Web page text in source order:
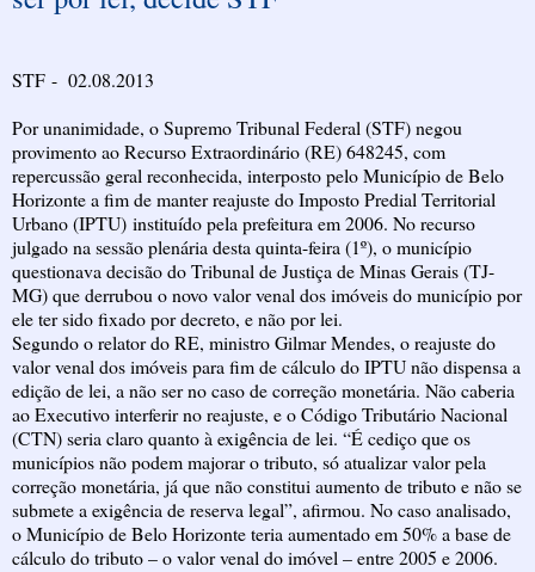
STF - 02.08.2013
Por unanimidade, o Supremo Tribunal Federal (STF) negou
provimento ao Recurso Extraordinário (RE) 648245, com
repercussão geral reconhecida, interposto pelo Município de Belo
Horizonte a fim de manter reajuste do Imposto Predial Territorial
Urbano (IPTU) instituído pela prefeitura em 2006. No recurso
julgado na sessão plenária desta quinta-feira (1º), o município
questionava decisão do Tribunal de Justiça de Minas Gerais (TJ-
MG) que derrubou o novo valor venal dos imóveis do município por
ele ter sido fixado por decreto, e não por lei.
Segundo o relator do RE, ministro Gilmar Mendes, o reajuste do
valor venal dos imóveis para fim de cálculo do IPTU não dispensa a
edição de lei, a não ser no caso de correção monetária. Não caberia
ao Executivo interferir no reajuste, e o Código Tributário Nacional
(CTN) seria claro quanto à exigência de lei. “É cediço que os
municípios não podem majorar o tributo, só atualizar valor pela
correção monetária, já que não constitui aumento de tributo e não se
submete a exigência de reserva legal”, afirmou. No caso analisado,
o Município de Belo Horizonte teria aumentado em 50% a base de
cálculo do tributo – o valor venal do imóvel – entre 2005 e 2006.